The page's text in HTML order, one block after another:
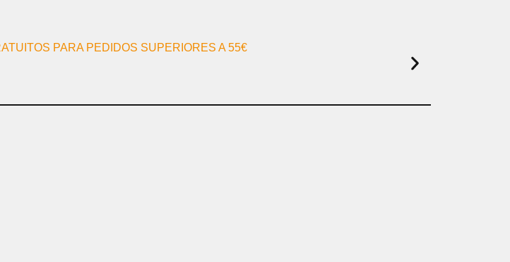
PARA PEDIDOS SUPERIORES A 55€